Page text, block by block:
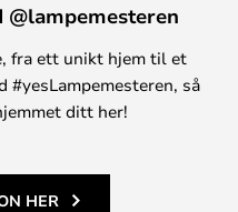
fra ett unikt hjem til et
#yesLampemesteren, så
ditt her!
HER